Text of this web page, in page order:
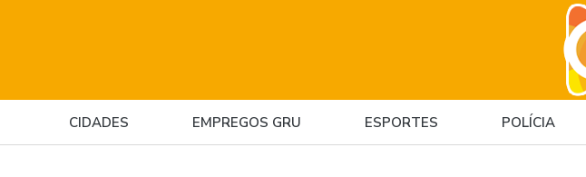
CIDADES EMPREGOS GRU ESPORTES POLÍCIA